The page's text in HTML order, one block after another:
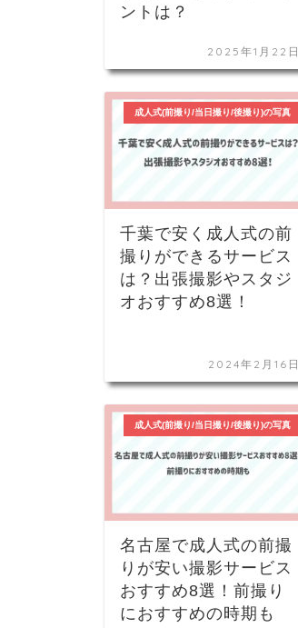
ントは？
2025年1月22日
成人式(前撮り/当日撮り/後撮り)の写真
千葉で安く成人式の前
撮りができるサービス
は？出張撮影やスタジ
オおすすめ8選！
2024年2月16日
成人式(前撮り/当日撮り/後撮り)の写真
名古屋で成人式の前撮
りが安い撮影サービス
おすすめ8選！前撮り
におすすめの時期も